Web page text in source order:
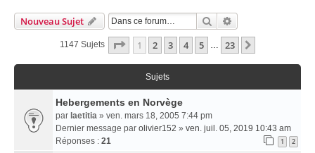
Nouveau Sujet Rechercher
1147 Sujets Page 1Sur
1 2 3 4 5 … 23
Sujets
Hebergements en Norvège
par laetitia » ven. mars 18, 2005 7:44 pm
Dernier message par olivier152 » ven. juil. 05, 2019 10:43 am
Réponses : 21 1 2